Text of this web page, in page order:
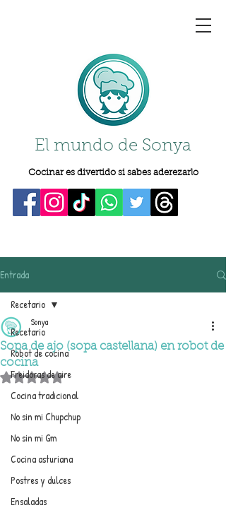
El mundo de Sonya
Cocinar es divertido si sabes aderezarlo
Entrada
Recetario
Robot de cocina
Freidoras de aire
Cocina tradicional
No sin mi Chupchup
No sin mi Gm
Cocina asturiana
Postres y dulces
Ensaladas
Recetario
Sopa de ajo (sopa castellana) en robot de
cocina
Sonya
Obtuvo NaN de 5 estrellas.